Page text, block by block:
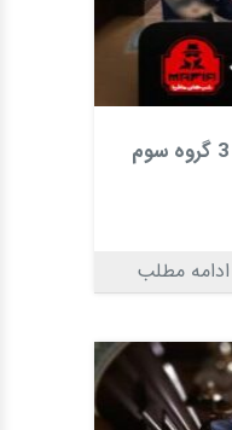
دانلود شب های مافیا 3 گروه سوم
ادامه مطلب